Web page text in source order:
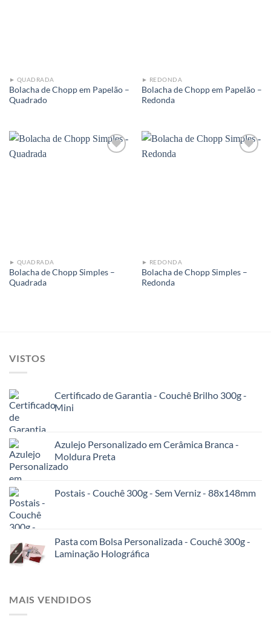
► QUADRADA
Bolacha de Chopp em Papelão –
Quadrado
► REDONDA
Bolacha de Chopp em Papelão –
Redonda
► QUADRADA
Bolacha de Chopp Simples –
Quadrada
► REDONDA
Bolacha de Chopp Simples –
Redonda
VISTOS
Certificado de Garantia - Couchê Brilho 300g -
Mini
Azulejo Personalizado em Cerâmica Branca -
Moldura Preta
Postais - Couchê 300g - Sem Verniz - 88x148mm
Pasta com Bolsa Personalizada - Couchê 300g -
Laminação Holográfica
MAIS VENDIDOS